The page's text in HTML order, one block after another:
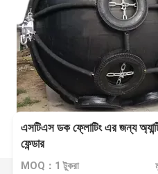
এসটিএস ডক ফ্লোটিং এর জন্য
ফেন্ডার
MOQ：1 টুকরা